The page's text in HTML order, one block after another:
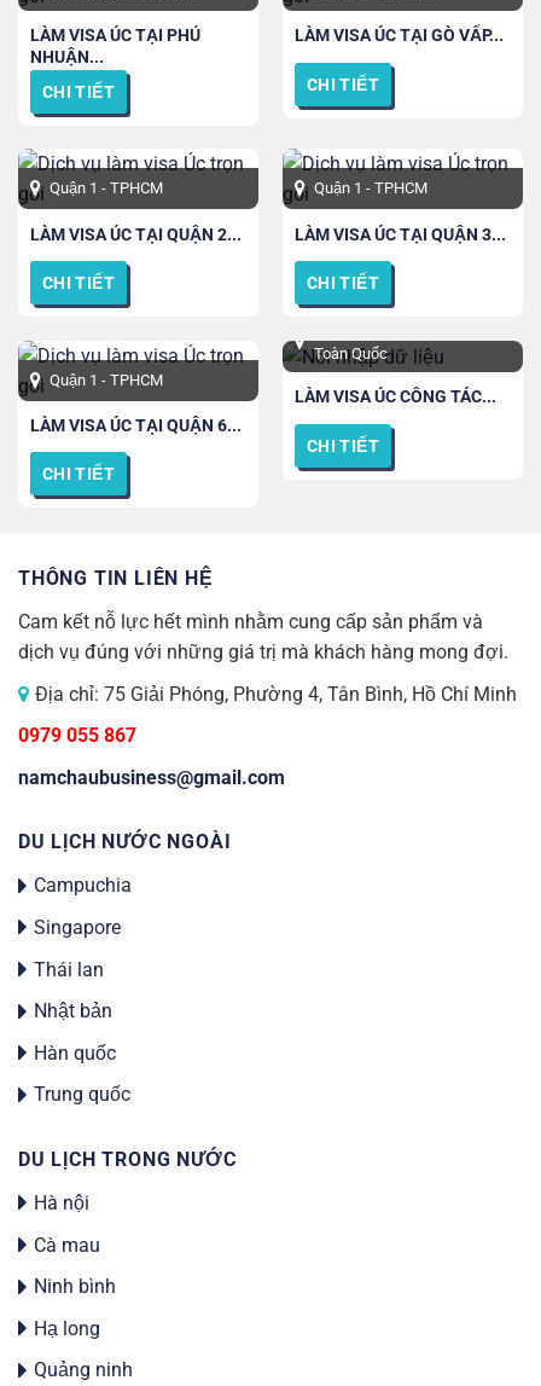
LÀM VISA ÚC TẠI PHÚ
NHUẬN...
CHI TIẾT
LÀM VISA ÚC TẠI GÒ VẤP...
CHI TIẾT
Quận 1 - TPHCM
LÀM VISA ÚC TẠI QUẬN 2...
CHI TIẾT
Quận 1 - TPHCM
LÀM VISA ÚC TẠI QUẬN 3...
CHI TIẾT
Quận 1 - TPHCM
LÀM VISA ÚC TẠI QUẬN 6...
CHI TIẾT
Toàn Quốc
LÀM VISA ÚC CÔNG TÁC...
CHI TIẾT
THÔNG TIN LIÊN HỆ
Cam kết nỗ lực hết mình nhằm cung cấp sản phẩm và
dịch vụ đúng với những giá trị mà khách hàng mong đợi.
Địa chỉ: 75 Giải Phóng, Phường 4, Tân Bình, Hồ Chí Minh
0979 055 867
namchaubusiness@gmail.com
DU LỊCH NƯỚC NGOÀI
Campuchia
Singapore
Thái lan
Nhật bản
Hàn quốc
Trung quốc
DU LỊCH TRONG NƯỚC
Hà nội
Cà mau
Ninh bình
Hạ long
Quảng ninh